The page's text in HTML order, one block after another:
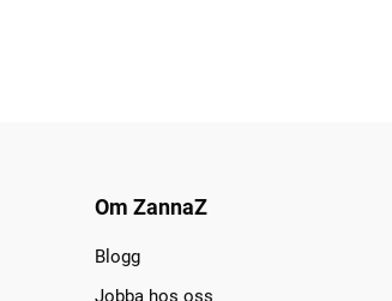
Om ZannaZ
Blogg
Jobba hos oss